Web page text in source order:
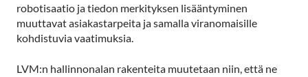
robotisaatio ja tiedon merkityksen lisääntyminen
muuttavat asiakastarpeita ja samalla viranomaisille
kohdistuvia vaatimuksia.
LVM:n hallinnonalan rakenteita muutetaan niin, että ne